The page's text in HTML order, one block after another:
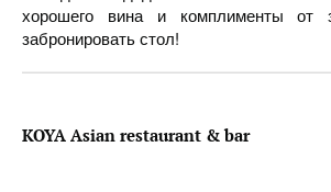
хорошего вина и комплименты от
забронировать стол!
KOYA Asian restaurant &bar